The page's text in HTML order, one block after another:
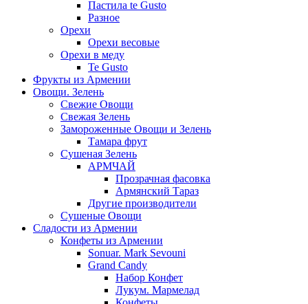
Пастила te Gusto
Разное
Орехи
Орехи весовые
Орехи в меду
Te Gusto
Фрукты из Армении
Овощи. Зелень
Свежие Овощи
Свежая Зелень
Замороженные Овощи и Зелень
Тамара фрут
Сушеная Зелень
АРМЧАЙ
Прозрачная фасовка
Армянский Тараз
Другие производители
Сушеные Овощи
Сладости из Армении
Конфеты из Армении
Sonuar. Mark Sevouni
Grand Candy
Набор Конфет
Лукум. Мармелад